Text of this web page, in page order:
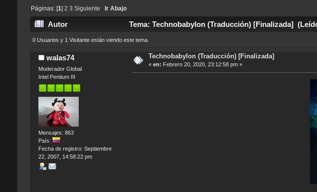
Páginas: [ 1 2 3 Siguiente Ir Abajo
Autor Tema: Technobabylon (Traducción) [Finalizada]
0 Usuarios y 1 Visitante están viendo este tema.
walas74
Moderador Global
Intel Pentium III
Mensajes: 863
País:
Fecha de registro: Septiembre
22, 2007, 14:58:22 pm
Technobabylon (Traducción) [Finalizada]
« en: Febrero 20, 2020, 23:12:58 pm »